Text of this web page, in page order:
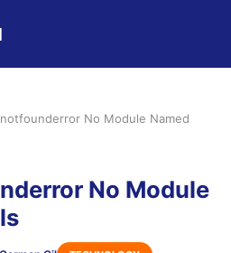
No Module Named
No Module